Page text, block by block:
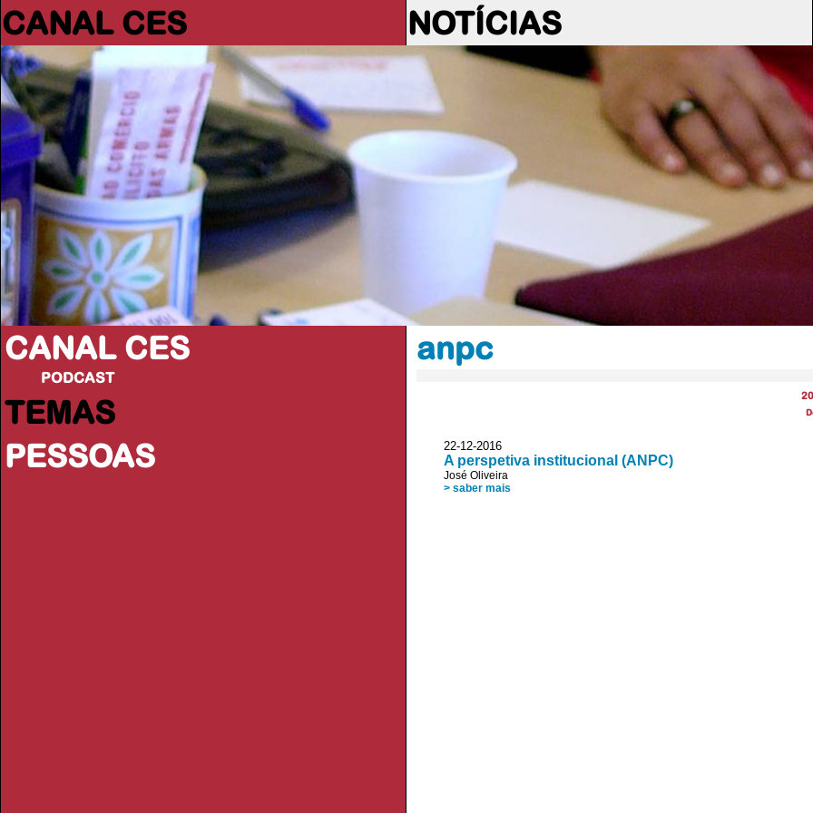
CANAL CES NOTÍCIAS
CANAL CES
PODCAST
TEMAS
PESSOAS
anpc
22-12-2016
A perspetiva institucional (ANPC)
José Oliveira
> saber mais